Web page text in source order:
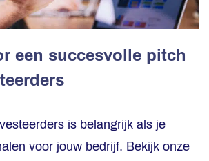
een succesvolle pitch
is belangrijk als je
voor jouw bedrijf. Bekijk onze